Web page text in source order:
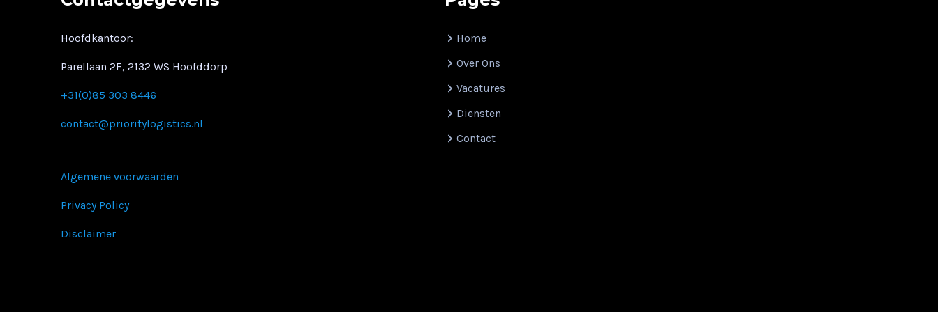
Hoofdkantoor:
Parellaan 2F, 2132 WS Hoofddorp
+31(0)85 303 8446
contact@prioritylogistics.nl
Algemene voorwaarden
Privacy Policy
Disclaimer
Home
Over Ons
Vacatures
Diensten
Contact